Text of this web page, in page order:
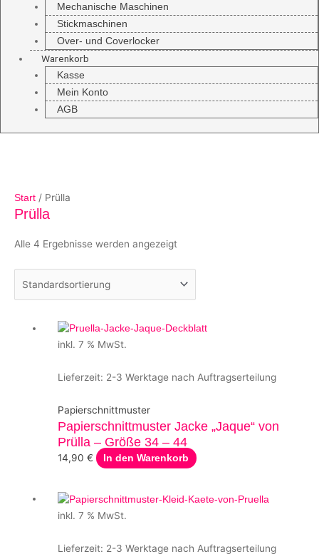
Mechanische Maschinen
Stickmaschinen
Over- und Coverlocker
Warenkorb
Kasse
Mein Konto
AGB
Start / Prülla
Prülla
Alle 4 Ergebnisse werden angezeigt
inkl. 7 % MwSt.
Lieferzeit: 2-3 Werktage nach Auftragserteilung
Papierschnittmuster
Papierschnittmuster Jacke „Jaque“ von
Prülla – Größe 34 – 44
14,90€ In den Warenkorb
inkl. 7 % MwSt.
Lieferzeit: 2-3 Werktage nach Auftragserteilung